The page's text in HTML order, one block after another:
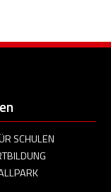
SCHULEN